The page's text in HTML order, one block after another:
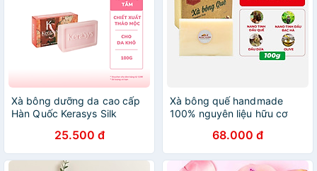
Xà bông dưỡng da cao cấp
Hàn Quốc Kerasys Silk
da khô) 100gr25.500 đ
Xà bông quế handmade
100% nguyên liệu hữu cơ
viêm nang lông hộp 100g
Quế Rừng Xanh - HÀNG
CHÍNH HÃNG
68.000 đ